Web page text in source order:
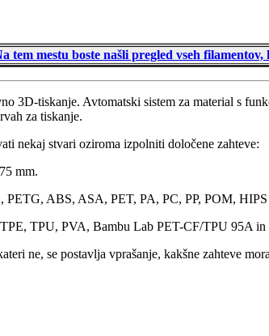
tem mestu boste našli pregled vseh
3D-tiskanje. Avtomatski sistem za material s
za tiskanje.
nekaj stvari oziroma izpolniti določene zahteve:
mm.
ABS, ASA, PET, PA, PC, PP, POM,
TPU, PVA, Bambu Lab PET-CF/TPU 95A in
ne, se postavlja vprašanje, kakšne zahteve